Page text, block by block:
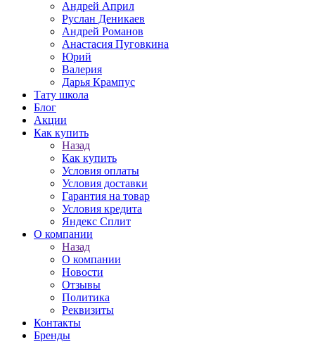
Андрей Април
Руслан Деникаев
Андрей Романов
Анастасия Пуговкина
Юрий
Валерия
Дарья Крампус
Тату школа
Блог
Акции
Как купить
Назад
Как купить
Условия оплаты
Условия доставки
Гарантия на товар
Условия кредита
Яндекс Сплит
О компании
Назад
О компании
Новости
Отзывы
Политика
Реквизиты
Контакты
Бренды